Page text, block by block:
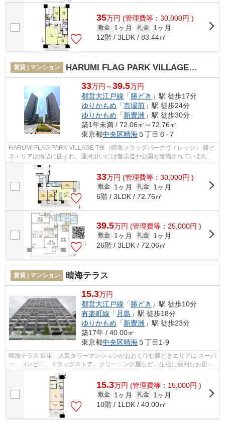
35万円 (管理費等：30,000円 )
敷金 1ヶ月 礼金
1ヶ月
12階 / 3LDK / 83.44㎡
賃貸 | マンション HARUMI FLAG PARK VILLAGE T棟（晴海フラッグパークヴィレッジ）
33万円～39.5万円
都営大江戸線 「勝どき 」駅 徒歩17分
ゆりかもめ 「市場前 」駅 徒歩24分
ゆりかもめ 「新豊洲 」駅 徒歩30分
築1年未満 / 72.06㎡～72.76㎡
東京都中央区晴海５丁目６-７
HARUMI FLAG PARK VILLAGE T棟（晴海フラッグパークヴィレッジ） 勝ど
きエリアは海辺に囲まれ、運河沿いには遊歩道や公園も整備されているた
め、マンション上階からは都心の夜景も見...
33万円 (管理費等：30,000円 )
敷金 1ヶ月 礼金
1ヶ月
6階 / 3LDK / 72.76㎡
39.5万円 (管理費等：25,000円 )
敷金 1ヶ月 礼金
1ヶ月
26階 / 3LDK / 72.06㎡
賃貸 | マンション 晴海テラス
15.3万円
都営大江戸線 「 勝どき 」駅 徒歩10分
有楽町線 「 月島 」駅 徒歩18分
ゆりかもめ 「新豊洲 」駅 徒歩23分
築17年 / 40.00㎡
東京都中央区晴海５丁目1-9
晴海テラス 近年、人気タワーマンションがおおく佇む勝どきエリアは スーパ
ー、コンビニ、ドラッグストア、クリーニング屋など、生活に便利なお店も
充実しており、新婚の方からファミ...
15.3万円 (管理費等：15,000円 )
敷金 1ヶ月 礼金
1ヶ月
10階 / 1LDK / 40.00㎡